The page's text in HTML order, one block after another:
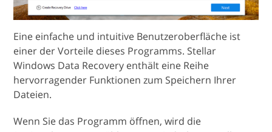
Eine einfache und intuitive Benutzeroberfläche ist
einer der Vorteile dieses Programms. Stellar
Windows Data Recovery enthält eine Reihe
hervorragender Funktionen zum Speichern Ihrer
Dateien.
Wenn Sie das Programm öffnen, wird die